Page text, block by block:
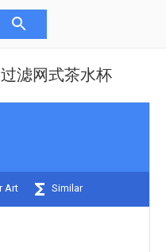
滤网式茶水杯
Art Similar